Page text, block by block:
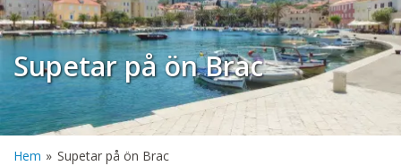
Supetar på ön Brac
Hem » Supetar på ön Brac